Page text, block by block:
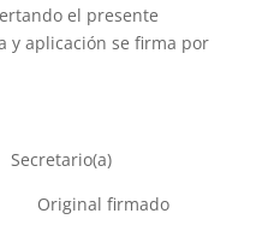
el presente
y aplicación se firma por
Secretario(a)
Original firmado